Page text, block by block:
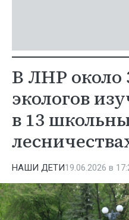
В ЛНР
экологов
в 13
НАШИ ДЕТИ19.06.2026 в